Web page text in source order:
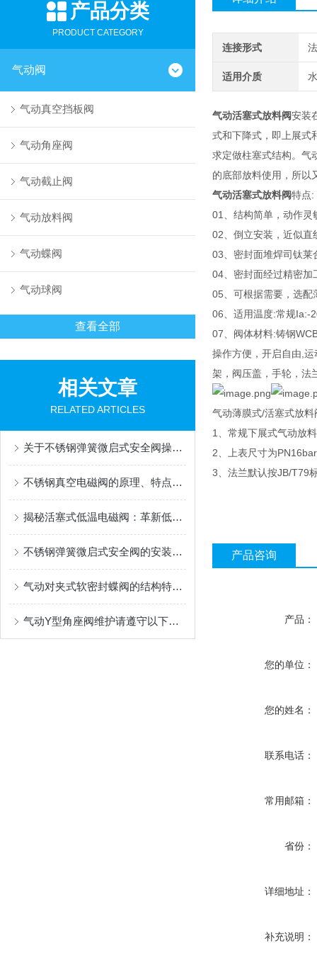
产品分类
PRODUCT CATEGORY
气动阀
气动真空挡板阀
气动角座阀
气动截止阀
气动放料阀
气动蝶阀
气动球阀
查看全部
相关文章
RELATED ARTICLES
关于不锈钢弹簧微启式安全阀操作的那些注意事项
不锈钢真空电磁阀的原理、特点和应用领域
揭秘活塞式低温电磁阀：革新低温工程的冰封守护者
不锈钢弹簧微启式安全阀的安装应符合下列要求
气动对夹式软密封蝶阀的结构特色和性能特点
气动Y型角座阀维护请遵守以下九个要点
连接形式
适用介质
气动活塞式放料阀安装
式和下降式，即上展式
求定做柱塞式结构。气
的底部放料使用，所以
气动活塞式放料阀特点:
01、结构简单，动作灵
02、倒立安装，近似直
03、密封面堆焊司钛莱
04、密封面经过精密
05、可根据需要，选配
06、适用温度:常规
07、阀体材料:铸钢
操作方便，开启自由,
架，阀压盖，手轮，法
气动薄膜式/活塞式放料
1、常规下展式气动放
2、上表尺寸为
3、法兰默认按JB/T79
产品咨询
产品：
您的单位：
您的姓名：
联系电话：
常用邮箱：
省份：
详细地址：
补充说明：